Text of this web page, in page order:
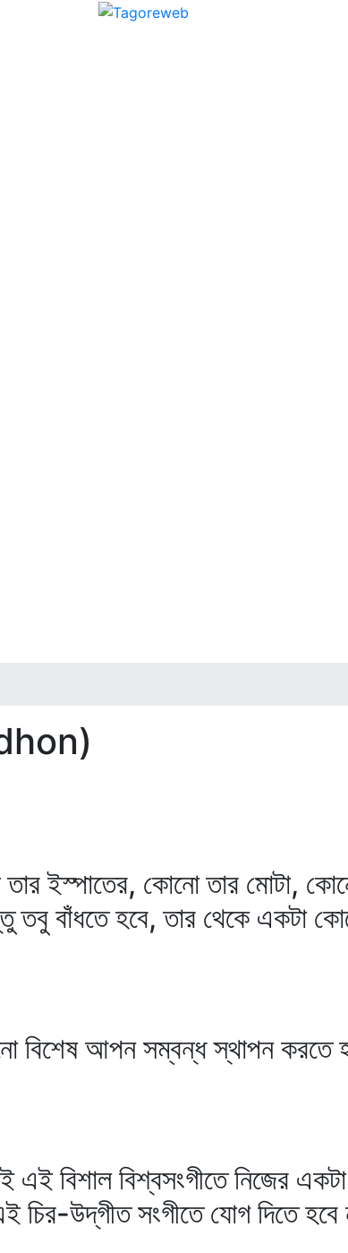
ইস্পাতের, কোনো তার মোটা,
তবু বাঁধতে হবে, তার থেকে একটা
বিশেষ আপন সম্বন্ধ স্থাপন করতে
এই বিশাল বিশ্বসংগীতে নিজের
চির-উদ্‌গীত সংগীতে যোগ দিতে হবে